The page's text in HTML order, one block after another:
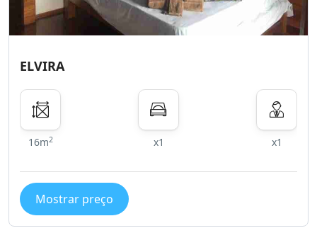
ELVIRA
16m2 x1 x1
Mostrar preço